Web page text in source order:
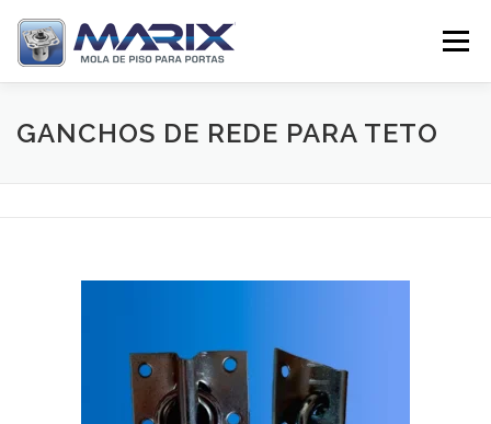
para
Menu
SOBRE PRODUTOS TV MARIX
GANCHOS DE REDE PARA TETO